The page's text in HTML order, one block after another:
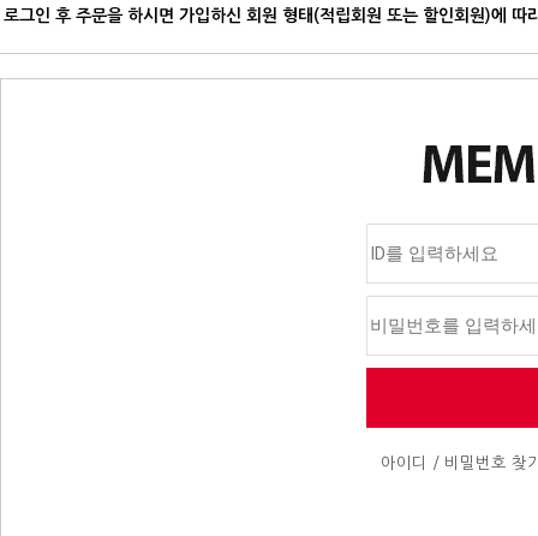
로그인 후 주문을 하시면 가입하신 회원 형태(적립회원 또는 할인회원)에 따
아이디 / 비밀번호 찾